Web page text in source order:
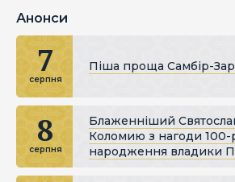
Анонси
7
серпня
Піша проща Самбір-
8
серпня
Блаженніший
Коломию з нагоди 100-
народження владики